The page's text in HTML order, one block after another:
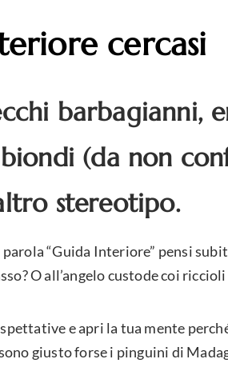
cercasi
barbagianni,
(da non
stereotipo.
“Guida Interiore” pensi
O all’angelo custode coi
e apri la tua mente
giusto forse i pinguini di